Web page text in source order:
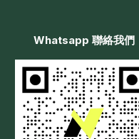
Whatsapp 聯絡我們